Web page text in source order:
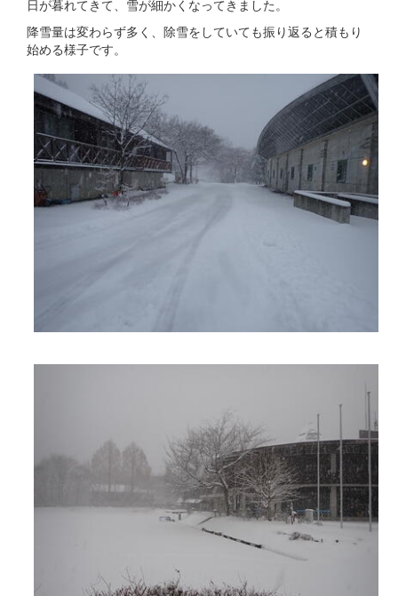
日が暮れてきて、雪が細かくなってきました。
降雪量は変わらず多く、除雪をしていても振り返ると積もり
始める様子です。